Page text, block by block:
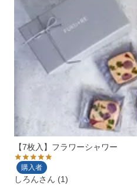
【7枚入】フラワーシャワー
購入者
しろん
1